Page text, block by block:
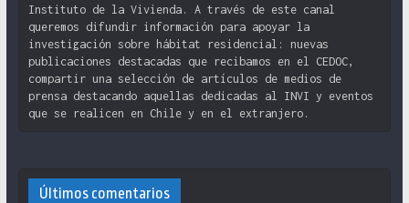
Instituto de la Vivienda. A través de este canal
queremos difundir información para apoyar la
investigación sobre hábitat residencial: nuevas
publicaciones destacadas que recibamos en el CEDOC,
compartir una selección de artículos de medios de
prensa destacando aquellas dedicadas al INVI y eventos
que se realicen en Chile y en el extranjero.
Últimos comentarios